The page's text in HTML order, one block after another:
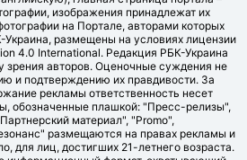
изображения принадлежат их
на Портале, авторами которых
размещены на условиях лицензии
4.0 International. Редакция РБК-Украина
зрения авторов. Оценочные суждения не
и подтверждению их правдивости. За
рекламы ответственность несет
обозначенные плашкой: "Пресс-релизы",
материал", "Promo",
размещаются на правах рекламы и
для лиц, достигших 21-летнего возраста.